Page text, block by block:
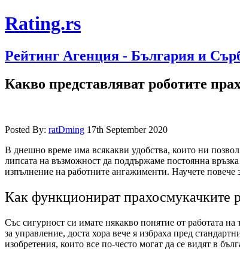
Rating.rs
Рейтинг Агенция - България и
Какво представляват роботите
Posted By: ratDming 17th September 2020
В днешно време има всякакви удобства, които ни
липсата на възможност да поддържаме постоянна
изпълнение на работните ангажименти. Научете повече
Как функционират прахосмукачките
Със сигурност си имате някакво понятие от работата
за управление, доста хора вече я избраха пред
изобретения, които все по-често могат да се видят в